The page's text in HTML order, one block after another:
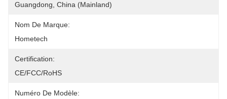
Guangdong, China (Mainland)
Nom De Marque:
Hometech
Certification:
CE/FCC/RoHS
Numéro De Modèle: